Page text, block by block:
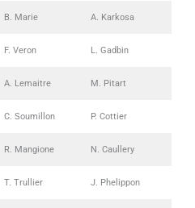
B. Marie A. Karkosa
F. Veron L. Gadbin
A. Lemaitre M. Pitart
C. Soumillon P. Cottier
R. Mangione N. Caullery
T. Trullier J. Phelippon